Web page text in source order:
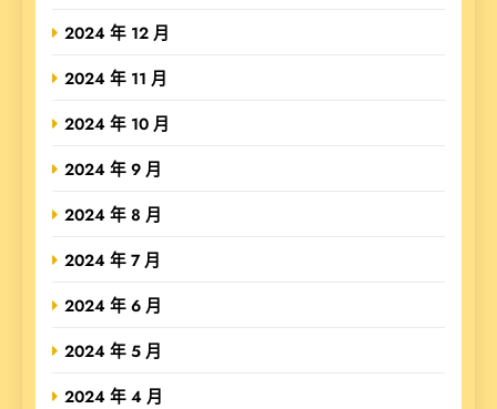
2024 年 12 月
2024 年 11 月
2024 年 10 月
2024 年 9 月
2024 年 8 月
2024 年 7 月
2024 年 6 月
2024 年 5 月
2024 年 4 月